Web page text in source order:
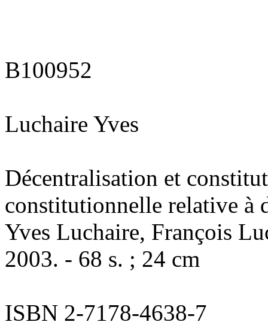
B100952
Luchaire Yves
Décentralisation et
constitutionnelle relative à
Yves Luchaire, François
2003. - 68 s. ; 24 cm
ISBN 2-7178-4638-7